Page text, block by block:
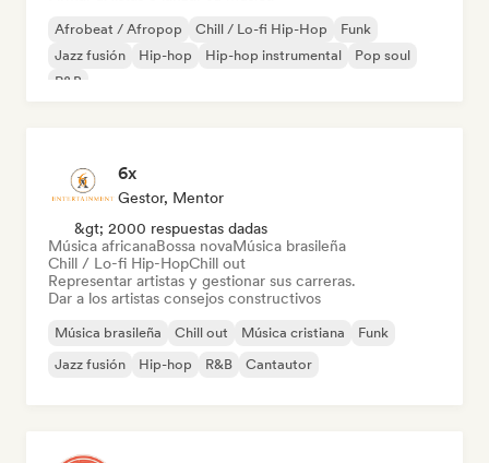
Afrobeat / Afropop Chill / Lo-fi Hip-Hop
Funk
Jazz fusión
Hip-hop Hip-hop instrumental
Pop soul
R&B
6x
Gestor, Mentor
&gt; 2000 respuestas dadas
Música africanaBossa novaMúsica brasileña
Chill / Lo-fi Hip-HopChill out
Representar artistas y gestionar sus carreras.
Dar a los artistas consejos constructivos
Música brasileña Chill out Música cristiana
Funk
Jazz fusión
Hip-hop R&B Cantautor